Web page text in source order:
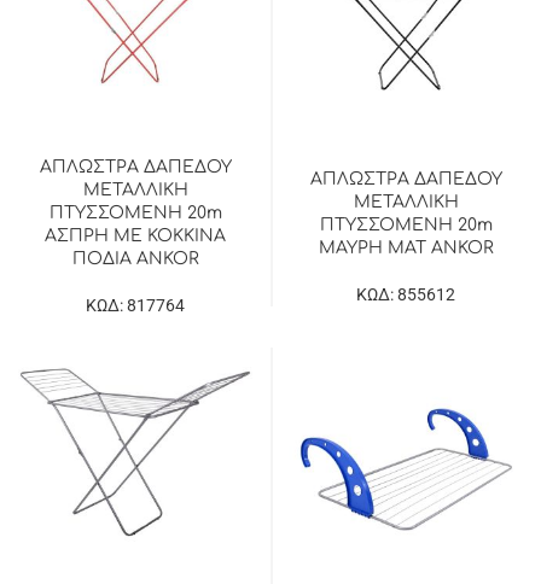
ΑΠΛΩΣΤΡΑ ΔΑΠΕΔΟΥ
ΜΕΤΑΛΛΙΚΗ
ΠΤΥΣΣΟΜΕΝΗ 20m
ΑΣΠΡΗ ΜΕ ΚΟΚΚΙΝΑ
ΠΟΔΙΑ ANKOR
ΚΩΔ: 817764
ΑΠΛΩΣΤΡΑ ΔΑΠΕΔΟΥ
ΜΕΤΑΛΛΙΚΗ
ΠΤΥΣΣΟΜΕΝΗ 20m
ΜΑΥΡΗ ΜΑΤ ANKOR
ΚΩΔ: 855612